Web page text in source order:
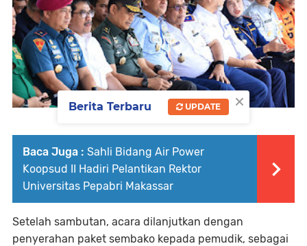
Baca Juga : Sahli Bidang Air Power
Koopsud II Hadiri Pelantikan Rektor
Universitas Pepabri Makassar
Setelah sambutan, acara dilanjutkan dengan
penyerahan paket sembako kepada pemudik, sebagai
×
Berita Terbaru UPDATE